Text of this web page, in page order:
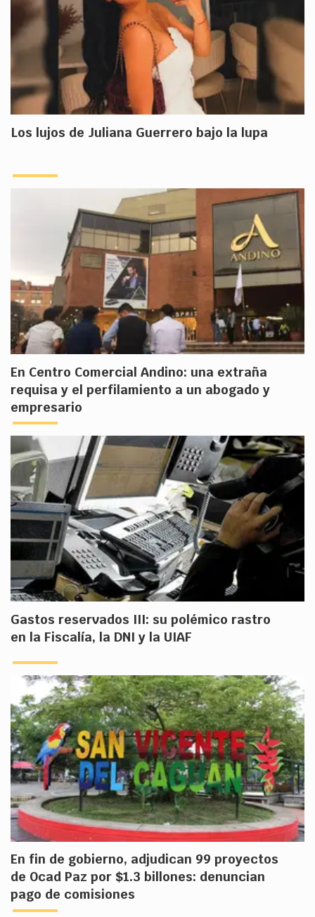
Los lujos de Juliana Guerrero bajo la lupa
En Centro Comercial Andino: una extraña
requisa y el perfilamiento a un abogado y
empresario
Gastos reservados III: su polémico rastro
en la Fiscalía, la DNI y la UIAF
En fin de gobierno, adjudican 99 proyectos
de Ocad Paz por $1.3 billones: denuncian
pago de comisiones